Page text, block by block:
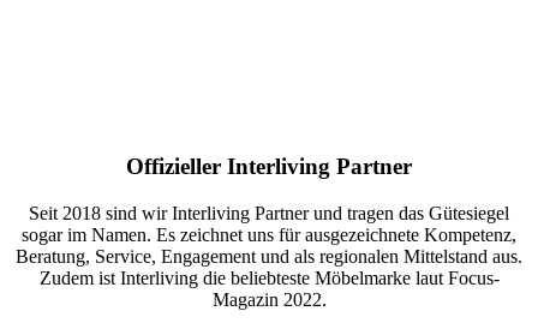
Offizieller Interliving Partner
Seit 2018 sind wir Interliving Partner und tragen das Gütesiegel
sogar im Namen. Es zeichnet uns für ausgezeichnete Kompetenz,
Beratung, Service, Engagement und als regionalen Mittelstand aus.
Zudem ist Interliving die beliebteste Möbelmarke laut Focus-
Magazin 2022.